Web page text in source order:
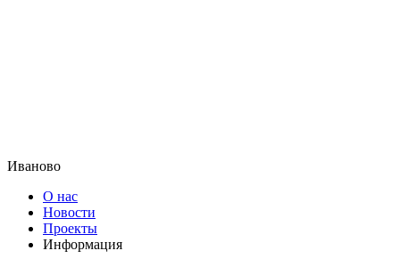
Иваново
О нас
Новости
Проекты
Информация